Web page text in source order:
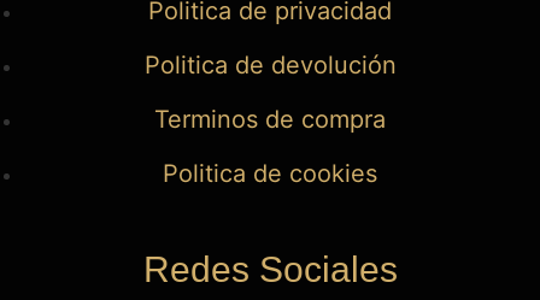
Politica de privacidad
Politica de devolución
Terminos de compra
Politica de cookies
Redes Sociales